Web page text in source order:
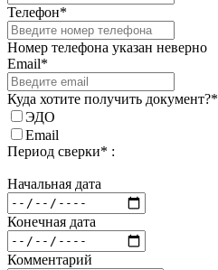
Телефон*
Номер телефона указан неверно
Email*
Куда хотите получить документ?*
ЭДО
Email
Период сверки* :
Начальная дата
Конечная дата
Комментарий